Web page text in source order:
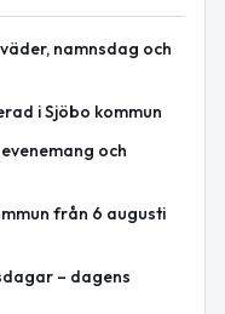
namnsdag och
i Sjöbo kommun
och
från 6 augusti
– dagens